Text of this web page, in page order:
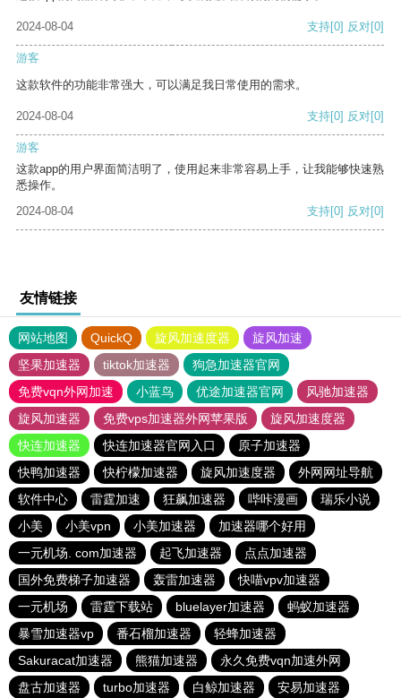
2024-08-04 支持[0] 反对[0]
游客
这款软件的功能非常强大，可以满足我日常使用的需求。
2024-08-04 支持[0] 反对[0]
游客
这款app的用户界面简洁明了，使用起来非常容易上手，让我能够快速熟
悉操作。
2024-08-04
支持[0] 反对[0]
友情链接
网站地图 QuickQ 旋风加速度器
旋风加速
坚果加速器
tiktok加速器
狗急加速器官网
免费vqn外网加速
小蓝鸟 优途加速器官网
风驰加速器
旋风加速器
免费vps加速器外网苹果版
旋风加速度器
快连加速器
快连加速器官网入口
原子加速器
快鸭加速器
快柠檬加速器 旋风加速度器
外网网址导航
软件中心
雷霆加速 狂飙加速器 哔咔漫画
瑞乐小说
小美
小美vpn 小美加速器
加速器哪个好用
一元机场. com加速器
起飞加速器
点点加速器
国外免费梯子加速器
轰雷加速器
快喵vpv加速器
一元机场
雷霆下载站 bluelayer加速器
蚂蚁加速器
暴雪加速器vp
番石榴加速器
轻蜂加速器
Sakuracat加速器
熊猫加速器
永久免费vqn加速外网
盘古加速器
turbo加速器 白鲸加速器 安易加速器